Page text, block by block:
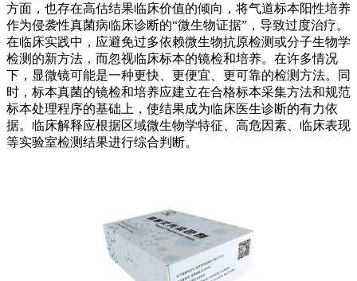
方面，也存在高估结果临床价值的倾向，将气道标本阳性培养
作为侵袭性真菌病临床诊断的“微生物证据”，导致过度治疗。
在临床实践中，应避免过多依赖微生物抗原检测或分子生物学
检测的新方法，而忽视临床标本的镜检和培养。在许多情况
下，显微镜可能是一种更快、更便宜、更可靠的检测方法。同
时，标本真菌的镜检和培养应建立在合格标本采集方法和规范
标本处理程序的基础上，使结果成为临床医生诊断的有力依
据。临床解释应根据区域微生物学特征、高危因素、临床表现
等实验室检测结果进行综合判断。